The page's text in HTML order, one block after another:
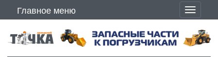
Главное меню
Toggle